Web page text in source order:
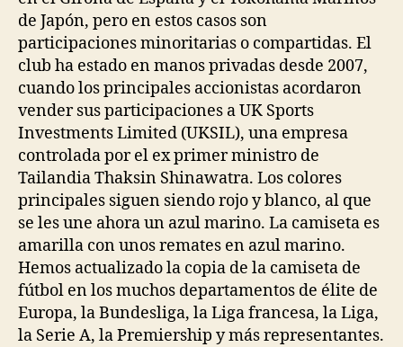
de Japón, pero en estos casos son
participaciones minoritarias o compartidas. El
club ha estado en manos privadas desde 2007,
cuando los principales accionistas acordaron
vender sus participaciones a UK Sports
Investments Limited (UKSIL), una empresa
controlada por el ex primer ministro de
Tailandia Thaksin Shinawatra. Los colores
principales siguen siendo rojo y blanco, al que
se les une ahora un azul marino. La camiseta es
amarilla con unos remates en azul marino.
Hemos actualizado la copia de la camiseta de
fútbol en los muchos departamentos de élite de
Europa, la Bundesliga, la Liga francesa, la Liga,
la Serie A, la Premiership y más representantes.